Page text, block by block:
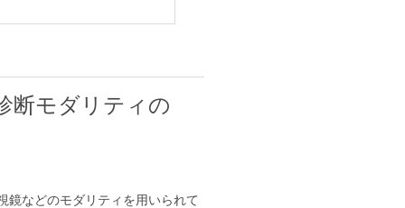
断モダリティの
鏡などのモダリティを用いられて